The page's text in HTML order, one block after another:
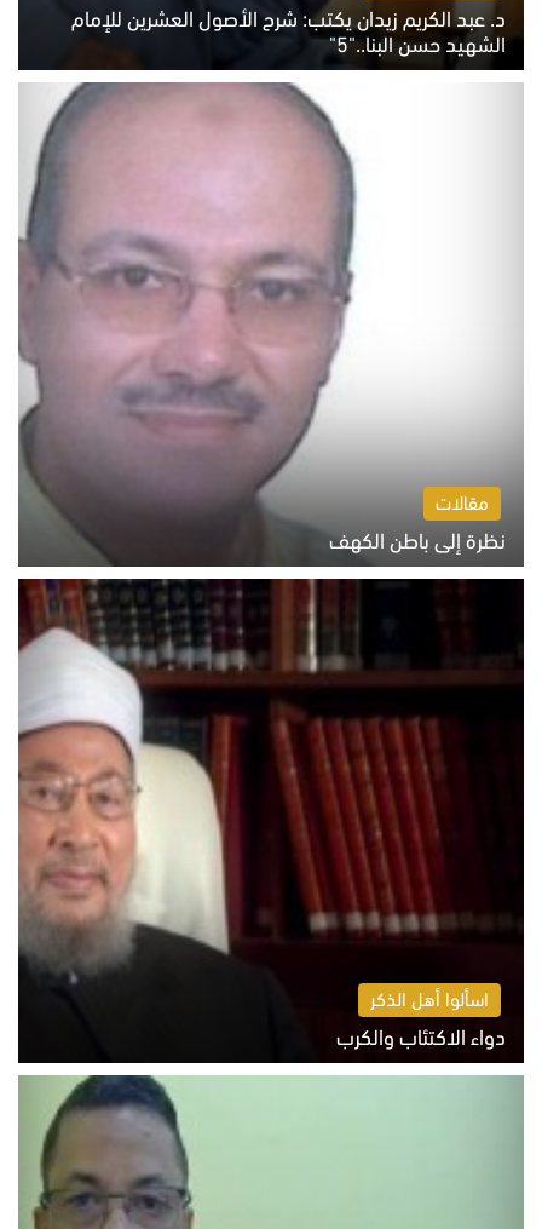
د. عبد الكريم زيدان يكتب: شرح الأصول العشرين للإمام
الشهيد حسن البنا.."5"
السبت 8 أغسطس 2026 10:46 ص
مقالات
نظرة إلى باطن الكهف
السبت 8 أغسطس 2026 11:04 ص
اسألوا أهل الذكر
دواء الاكتئاب والكرب
السبت 8 أغسطس 2026 10:54 ص